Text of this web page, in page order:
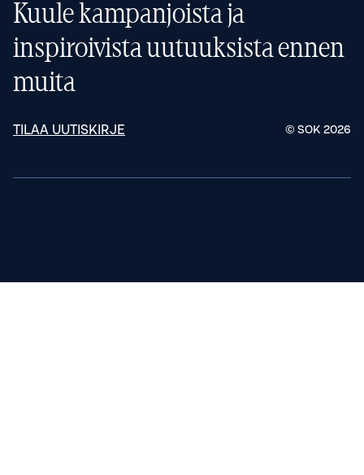
Kuule kampanjoista ja
inspiroivista uutuuksista ennen
muita
TILAA UUTISKIRJE © SOK 2026